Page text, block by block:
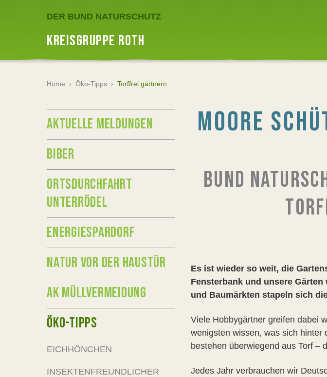
DER BUND NATURSCHUTZ
KREISGRUPPE ROTH
Home › Öko-Tipps › Torffrei gärtnern
MOORE
BUND
Es ist wieder so weit, die
Fensterbank und unsere
und Baumärkten stapeln sich
Viele Hobbygärtner greifen dabei
wenigsten wissen, was sich hinter
bestehen überwiegend aus Torf –
Jedes Jahr verbrauchen wir
AKTUELLE MELDUNGEN
BIBER
ORTSDURCHFAHRT
UNTERRÖDEL
ENERGIESPARDORF
NATUR VOR DER HAUSTÜR
AK MÜLLVERMEIDUNG
ÖKO-TIPPS
EICHHÖNCHEN
INSEKTENFREUNDLICHER